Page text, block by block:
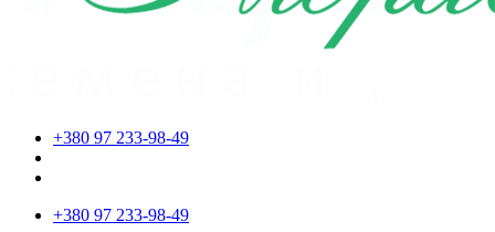
+380 97 233-98-49
+380 97 233-98-49